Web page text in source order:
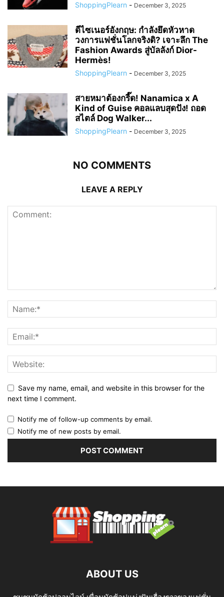
ShoppingPlearn - December 3, 2025
ดีไซเนอร์อังกฤษ: กำลังยึดหัวหาด
วงการแฟชั่นโลกจริงดิ? เจาะลึก The
Fashion Awards สู่บัลลังก์ Dior-
Hermès!
ShoppingPlearn - December 3, 2025
สายหมาต้องกรี๊ด! Nanamica x A
Kind of Guise คอลแลบสุดปัง! ถอด
สไตล์ Dog Walker...
ShoppingPlearn - December 3, 2025
NO COMMENTS
LEAVE A REPLY
Save my name, email, and website in this browser for the
next time I comment.
Notify me of follow-up comments by email.
Notify me of new posts by email.
ABOUT US